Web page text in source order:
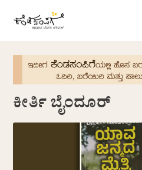
ಕೀರ್ತಿ ಬೈಂದೂರ್